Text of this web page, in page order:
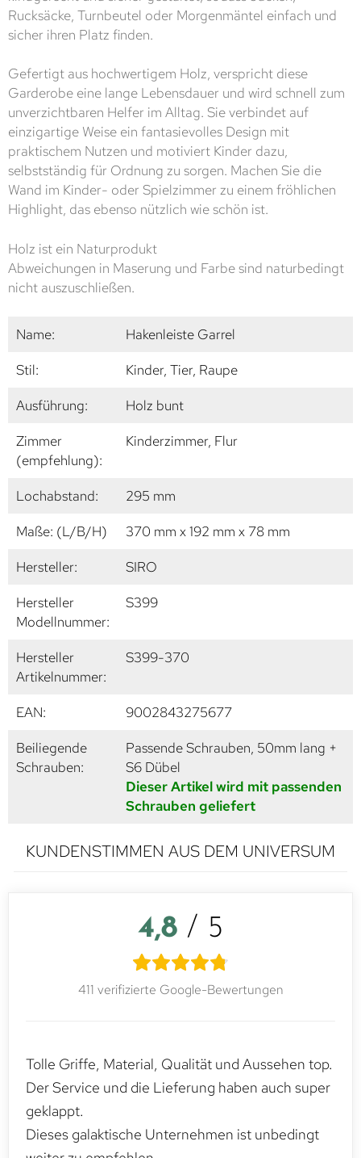
Rucksäcke, Turnbeutel oder Morgenmäntel einfach und
sicher ihren Platz finden.
Gefertigt aus hochwertigem Holz, verspricht diese
Garderobe eine lange Lebensdauer und wird schnell zum
unverzichtbaren Helfer im Alltag. Sie verbindet auf
einzigartige Weise ein fantasievolles Design mit
praktischem Nutzen und motiviert Kinder dazu,
selbstständig für Ordnung zu sorgen. Machen Sie die
Wand im Kinder- oder Spielzimmer zu einem fröhlichen
Highlight, das ebenso nützlich wie schön ist.
Holz ist ein Naturprodukt
Abweichungen in Maserung und Farbe sind naturbedingt
nicht auszuschließen.
Name:
Hakenleiste Garrel
Stil:
Kinder, Tier, Raupe
Ausführung:
Holz bunt
Zimmer
(empfehlung):
Kinderzimmer, Flur
Lochabstand:
295 mm
Maße: (L/B/H)
370 mm x 192 mm x 78 mm
Hersteller:
SIRO
Hersteller
Modellnummer:
S399
Hersteller
Artikelnummer:
S399-370
EAN:
9002843275677
Beiliegende
Schrauben:
Passende Schrauben, 50mm lang +
S6 Dübel
Dieser Artikel wird mit passenden
Schrauben geliefert
KUNDENSTIMMEN AUS DEM UNIVERSUM
4,8 / 5
411 verifizierte Google-Bewertungen
Tolle Griffe, Material, Qualität und Aussehen top.
Der Service und die Lieferung haben auch super
geklappt.
Dieses galaktische Unternehmen ist unbedingt